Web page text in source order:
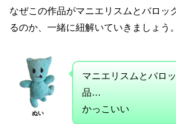
なぜこの作品がマニエリスムとバロッ
るのか、一緒に紐解いていきましょう。
ぬい
マニエリスムとバロ
品…
かっこいい